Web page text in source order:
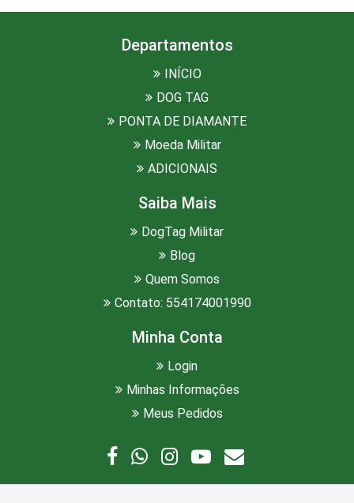
Departamentos
INÍCIO
DOG TAG
PONTA DE DIAMANTE
Moeda Militar
ADICIONAIS
Saiba Mais
DogTag Militar
Blog
Quem Somos
Contato: 554174001990
Minha Conta
Login
Minhas Informações
Meus Pedidos